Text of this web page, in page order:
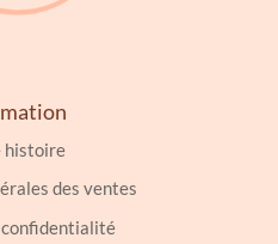
histoire
des ventes